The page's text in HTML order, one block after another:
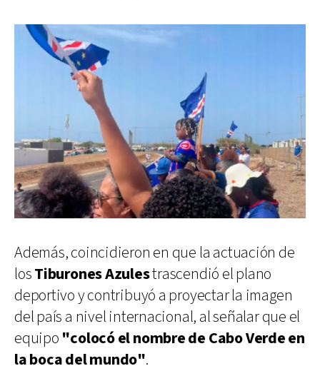
Además, coincidieron en que la actuación de
losTiburones Azulestrascendió el plano
deportivo y contribuyó a proyectar la imagen
del país a nivel internacional, al señalar que el
equipo "colocó el nombre de Cabo Verde en
la boca del mundo".